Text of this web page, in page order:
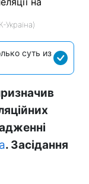
Україна)
суть из
. Засідання